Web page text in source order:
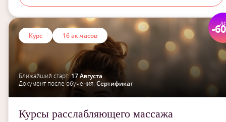
-
Курс 16 ак.часов
Ближайший старт:17 Августа
Документ после обучения: Сертификат
Курсы расслабляющего массажа